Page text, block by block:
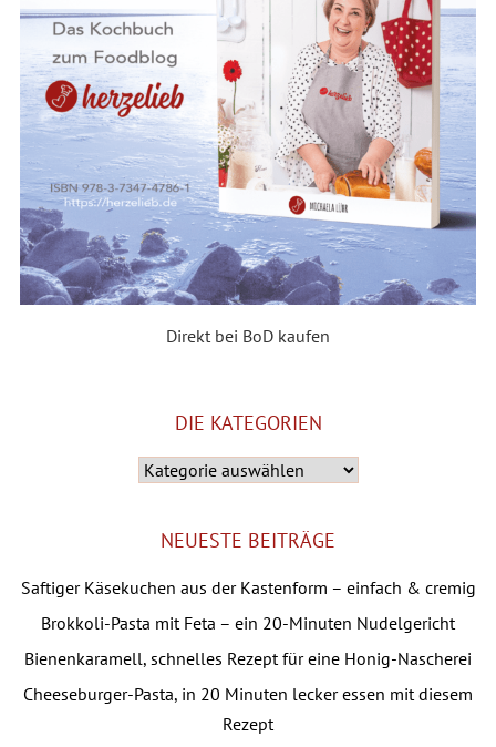
Direkt bei BoD kaufen
DIE KATEGORIEN
NEUESTE BEITRÄGE
Saftiger Käsekuchen aus der Kastenform – einfach & cremig
Brokkoli-Pasta mit Feta – ein 20-Minuten Nudelgericht
Bienenkaramell, schnelles Rezept für eine Honig-Nascherei
Cheeseburger-Pasta, in 20 Minuten lecker essen mit diesem
Rezept